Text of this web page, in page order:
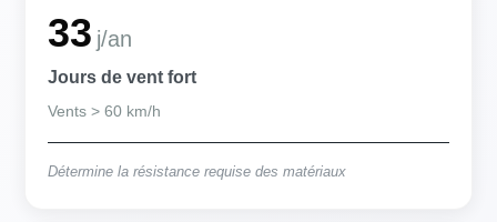
33 j/an
Jours de vent fort
Vents > 60 km/h
Détermine la résistance requise des matériaux